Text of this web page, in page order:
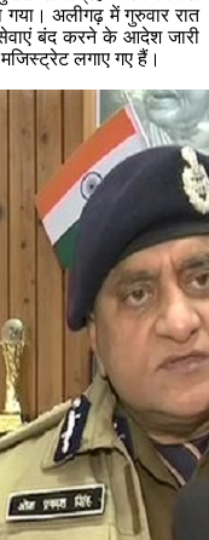
गया। अलीगढ़ में गुरुवार रात
बंद करने के आदेश जारी
लगाए गए हैं।